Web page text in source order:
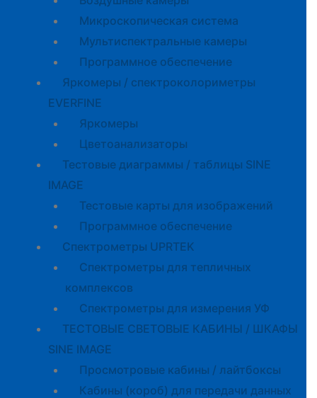
Микроскопическая система
Мультиспектральные камеры
Программное обеспечение
Яркомеры / спектроколориметры
EVERFINE
Яркомеры
Цветоанализаторы
Тестовые диаграммы / таблицы SINE
IMAGE
Тестовые карты для изображений
Программное обеспечение
Спектрометры UPRTEK
Спектрометры для тепличных
комплексов
Спектрометры для измерения УФ
ТЕСТОВЫЕ СВЕТОВЫЕ КАБИНЫ / ШКАФЫ
SINE IMAGE
Просмотровые кабины / лайтбоксы
Кабины (короб) для передачи данных